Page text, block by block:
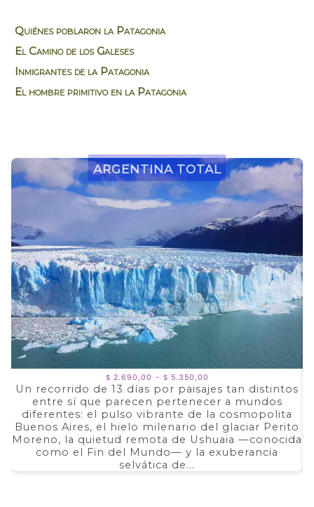
Quiénes poblaron la Patagonia
El Camino de los Galeses
Inmigrantes de la Patagonia
El hombre primitivo en la Patagonia
Argentina Total
$ 2.690,00 - $ 5.350,00
de
precios:
desde
$ 2.690,00
hasta
$ 5.350,00
Un recorrido de 13 días por paisajes tan distintos
entre sí que parecen pertenecer a mundos
diferentes: el pulso vibrante de la cosmopolita
Buenos Aires, el hielo milenario del glaciar Perito
Moreno, la quietud remota de Ushuaia —conocida
como el Fin del Mundo— y la exuberancia
selvática de...